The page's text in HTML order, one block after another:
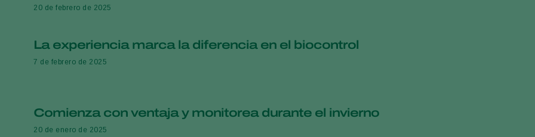
20 de febrero de 2025
La experiencia marca la diferencia en el biocontrol
7 de febrero de 2025
Comienza con ventaja y monitorea durante el invierno
20 de enero de 2025